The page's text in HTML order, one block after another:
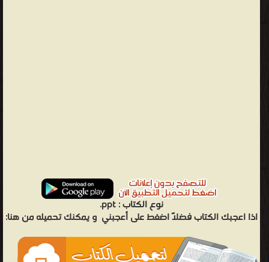
نوع الكتاب :ppt.
اذا اعجبك الكتاب فضلاً اضغط على أعجبني و يمكنك تحميله من هنا: